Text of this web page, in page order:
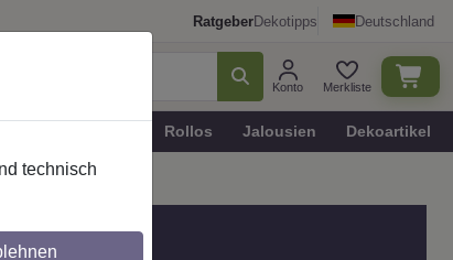
RatgeberDekotipps Deutschland
Konto Merkliste
Rollos Jalousien Dekoartikel
technisch